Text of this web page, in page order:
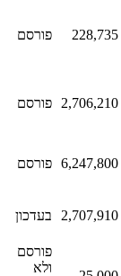
פורסם
פורסם
פורסם
בעדכון
פורסם
ולא